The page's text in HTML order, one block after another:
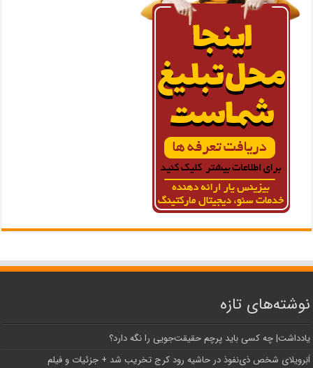
نوشته‌های تازه
یادداشت| ‌چه کسی باید پرچم حقیقت‌جویی را نگه دارد؟
اَبَر‌ویلای شخص ذی‌نفوذ در حاشیه‌ رود کرج تخریب شد + جزئیات و فیلم